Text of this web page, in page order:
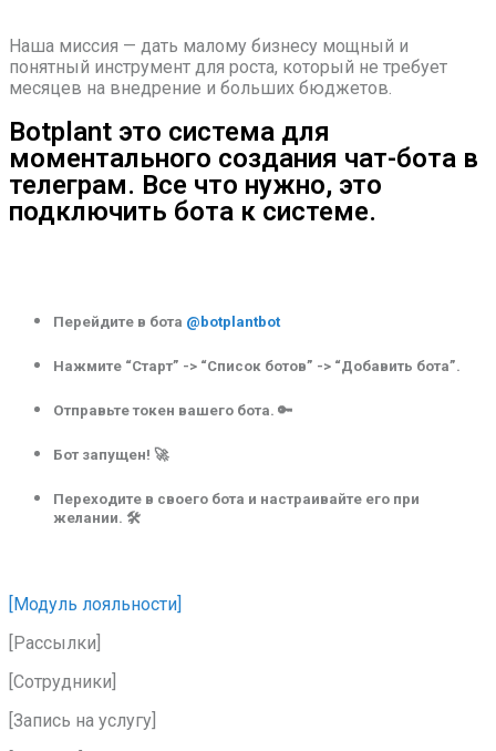
Наша миссия — дать малому бизнесу мощный и
понятный инструмент для роста, который не требует
месяцев на внедрение и больших бюджетов.
Botplant это система для
моментального создания чат-бота в
телеграм. Все что нужно, это
подключить бота к системе.
Перейдите в бота @botplantbot
Нажмите “Старт” -> “Список ботов” -> “Добавить бота”.
Отправьте токен вашего бота. 🔑
Бот запущен! 🚀
Переходите в своего бота и настраивайте его при
желании. 🛠️
[Модуль лояльности]
[Рассылки]
[Сотрудники]
[Запись на услугу]